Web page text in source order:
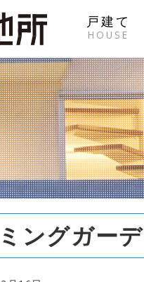
戸建て
HOUSE
ングガー